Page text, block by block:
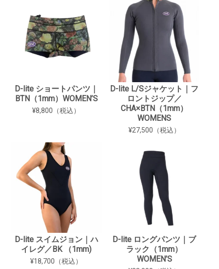
D-lite ショートパンツ｜
BTN（1mm）WOMEN’S
¥8,800（税込）
D-lite L/Sジャケット｜フ
ロントジップ／
CHA×BTN（1mm）
WOMENS
¥27,500（税込）
D-lite スイムジョン｜ハ
イレグ／BK （1mm)
¥18,700（税込）
D-lite ロングパンツ｜ブ
ラック（1mm）
WOMEN’S